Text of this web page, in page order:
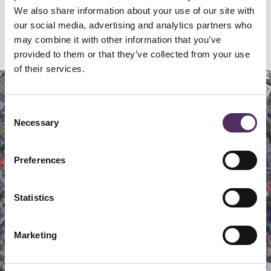
We also share information about your use of our site with
our social media, advertising and analytics partners who
may combine it with other information that you’ve
provided to them or that they’ve collected from your use
of their services.
Consent
Selection
Necessary
Preferences
Statistics
Marketing
Locatie
Terms